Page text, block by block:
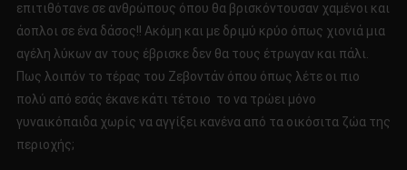
επιτιθότανε σε ανθρώπους όπου θα βρισκόντουσαν χαμένοι και
άοπλοι σε ένα δάσος!! Ακόμη και με δριμύ κρύο όπως χιονιά μια
αγέλη λύκων αν τους έβρισκε δεν θα τους έτρωγαν και πάλι.
Πως λοιπόν το τέρας του Ζεβοντάν όπου όπως λέτε οι πιο
πολύ από εσάς έκανε κάτι τέτοιο το να τρώει μόνο
γυναικόπαιδα χωρίς να αγγίξει κανένα από τα οικόσιτα ζώα της
περιοχής;